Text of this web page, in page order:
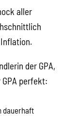
aller
Inflation.
der GPA,
perfekt:
dauerhaft